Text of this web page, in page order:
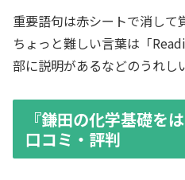
重要語句は赤シートで消して
ちょっと難しい言葉は「
部に説明があるなどのうれし
『鎌田の化学基礎を
口コミ・評判